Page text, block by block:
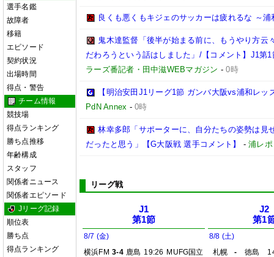
選手名鑑
故障者
移籍
エピソード
契約状況
出場時間
得点・警告
チーム情報
競技場
得点ランキング
勝ち点推移
年齢構成
スタッフ
関係者ニュース
関係者エピソード
Jリーグ記録
順位表
勝ち点
得点ランキング
良くも悪くもキジェのサッカーは疲れるな ～
鬼木達監督「後半が始まる前に、もうやり方
だわろうという話はしました」/【コメント】J1第
ラーズ番記者・田中滋WEBマガジン -0時
【明治安田J1リーグ1節 ガンバ大阪vs浦和レ
PdN Annex -0時
林幸多郎「サポーターに、自分たちの姿勢は見
だったと思う」【G大阪戦 選手コメント】
-浦レ
リーグ戦
J1
第1節
8/7 (金)
横浜FM 3-4 鹿島 19:26 MUFG国立
J2
第1
8/8 (土)
札幌
- 徳島